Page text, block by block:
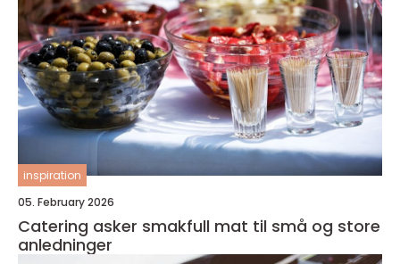
inspiration
05. February 2026
Catering asker smakfull mat til små og store
anledninger